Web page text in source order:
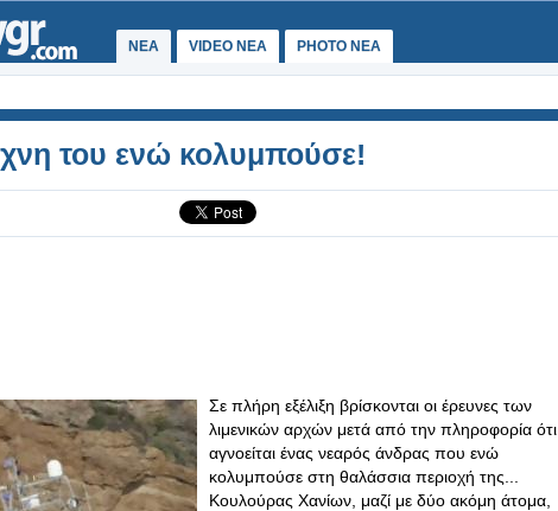
ΝΕΑ VIDEO NEA PHOTO NEA
του ενώ κολυμπούσε!
Σε πλήρη εξέλιξη βρίσκονται οι έρευνες των
λιμενικών αρχών μετά από την πληροφορία ότι
αγνοείται ένας νεαρός άνδρας που ενώ
κολυμπούσε στη θαλάσσια περιοχή της...
Κουλούρας Χανίων, μαζί με δύο ακόμη άτομα,